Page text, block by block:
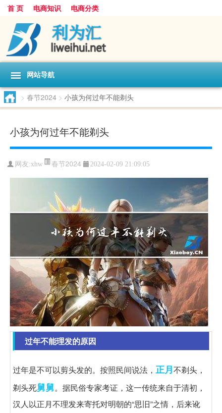
首 页 电商知识 电商分类
网站导航
> 春节2024 > 小孩为何过年不能剃头
小孩为何过年不能剃头
网友:xhw 春节2024 2024-02-09 21:09:05
过年不能理发的原因
过年是不可以剪头发的。按照民间说法， 正月不剃头，
剃头死舅舅。据民俗专家考证，这一传统来自于清初，
汉人以正月不理发来寄托对明朝的“思旧”之情，后来讹